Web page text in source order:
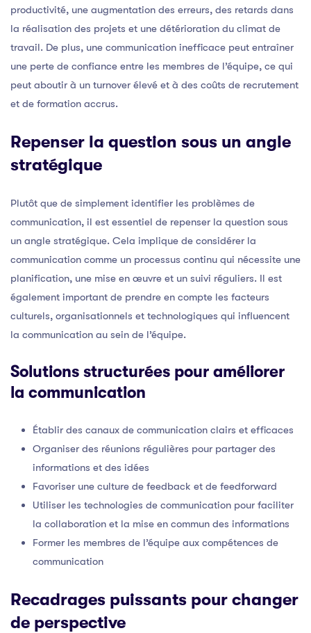
productivité, une augmentation des erreurs, des retards dans
la réalisation des projets et une détérioration du climat de
travail. De plus, une communication inefficace peut entraîner
une perte de confiance entre les membres de l’équipe, ce qui
peut aboutir à un turnover élevé et à des coûts de recrutement
et de formation accrus.
Repenser la question sous un angle
stratégique
Plutôt que de simplement identifier les problèmes de
communication, il est essentiel de repenser la question sous
un angle stratégique. Cela implique de considérer la
communication comme un processus continu qui nécessite une
planification, une mise en œuvre et un suivi réguliers. Il est
également important de prendre en compte les facteurs
culturels, organisationnels et technologiques qui influencent
la communication au sein de l’équipe.
Solutions structurées pour améliorer
la communication
Établir des canaux de communication clairs et efficaces
Organiser des réunions régulières pour partager des
informations et des idées
Favoriser une culture de feedback et de feedforward
Utiliser les technologies de communication pour faciliter
la collaboration et la mise en commun des informations
Former les membres de l’équipe aux compétences de
communication
Recadrages puissants pour changer
de perspective